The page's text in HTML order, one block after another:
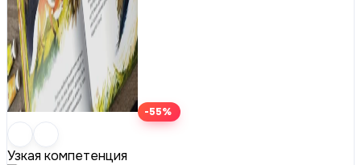
-55%
Узкая компетенция